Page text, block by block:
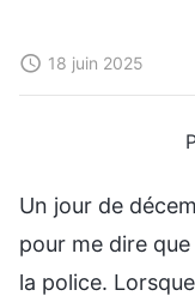
18 juin 2025
Un jour de
pour me dire
la police.